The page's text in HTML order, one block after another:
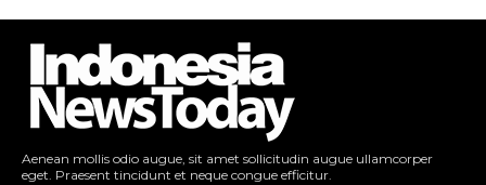
Aenean mollis odio augue, sit amet sollicitudin augue ullamcorper
eget. Praesent tincidunt et neque congue efficitur.